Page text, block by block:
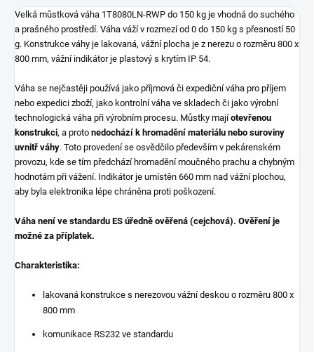
Velká můstková váha 1T8080LN-RWP do 150 kg je vhodná do suchého
a prašného prostředí. Váha váží v rozmezí od 0 do 150 kg s přesností 50
g. Konstrukce váhy je lakovaná, vážní plocha je z nerezu o rozměru 800 x
800 mm, vážní indikátor je plastový s krytím IP 54.
Váha se nejčastěji používá jako příjmová či expediční váha pro příjem
nebo expedici zboží, jako kontrolní váha ve skladech či jako výrobní
technologická váha při výrobním procesu. Můstky majíotevřenou
konstrukci, a proto nedochází k hromadění materiálu nebo suroviny
uvnitř váhy. Toto provedení se osvědčilo především v pekárenském
provozu, kde se tím předchází hromadění moučného prachu a chybným
hodnotám při vážení. Indikátor je umístěn 660 mm nad vážní plochou,
aby byla elektronika lépe chráněna proti poškození.
Váha není ve standardu ES úředně ověřená (cejchová). Ověření je
možné za příplatek.
Charakteristika:
lakovaná konstrukce s nerezovou vážní deskou o rozměru 800 x
800 mm
komunikace RS232 ve standardu